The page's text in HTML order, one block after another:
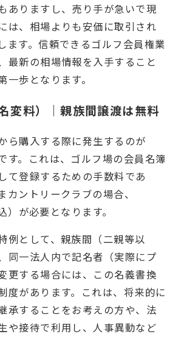
ありますし、売り手が急いで現
は、相場よりも安価に取引され
ます。信頼できるゴルフ会員権業
最新の相場情報を入手すること
一歩となります。
変料）｜親族間譲渡は無料
ら購入する際に発生するのが
す。これは、ゴルフ場の会員名簿
て登録するための手数料であ
カントリークラブの場合、
が必要となります。
例として、親族間（二親等以
同一法人内で記名者（実際にプ
更する場合には、この名義書換
度があります。これは、将来的に
承することをお考えの方や、法
や接待で利用し、人事異動など